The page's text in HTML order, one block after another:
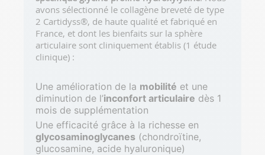
avons sélectionné le collagène breveté de type
2 Cartidyss®, de haute qualité et fabriqué en
France, et dont les bienfaits sur la sphère
articulaire sont cliniquement établis (1 étude
clinique) :
Une amélioration de la mobilité et une
diminution de l’inconfort articulaire dès 1
mois de supplémentation
Une efficacité grâce à la richesse en
glycosaminoglycanes (chondroïtine,
glucosamine, acide hyaluronique)